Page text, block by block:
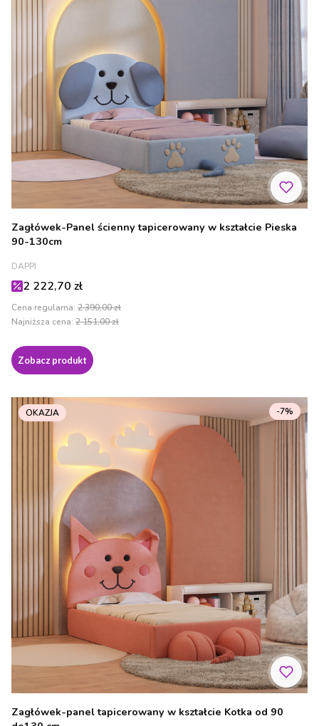
Zagłówek-Panel ścienny tapicerowany w kształcie Pieska
90-130cm
PRODUCENT
DAPPI
Cena promocyjna
2 222,70 zł
Cena regularna: 2 390,00 zł
Najniższa cena: 2 151,00 zł
Zobacz produkt
OKAZJA
Zagłówek-panel tapicerowany w kształcie Kotka od 90
-7%